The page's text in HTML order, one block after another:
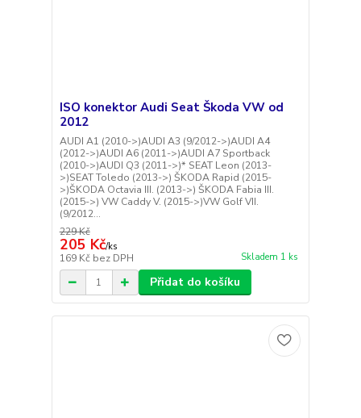
ISO konektor Audi Seat Škoda VW od
2012
AUDI A1 (2010->)AUDI A3 (9/2012->)AUDI A4
(2012->)AUDI A6 (2011->)AUDI A7 Sportback
(2010->)AUDI Q3 (2011->)* SEAT Leon (2013-
>)SEAT Toledo (2013->) ŠKODA Rapid (2015-
>)ŠKODA Octavia III. (2013->) ŠKODA Fabia III.
(2015->) VW Caddy V. (2015->)VW Golf VII.
(9/2012...
229 Kč
205 Kč/ks
169 Kč bez DPH Skladem 1 ks
Přidat do košíku